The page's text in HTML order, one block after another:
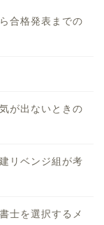
合格発表までの
が出ないときの
リベンジ組が考
士を選択するメ